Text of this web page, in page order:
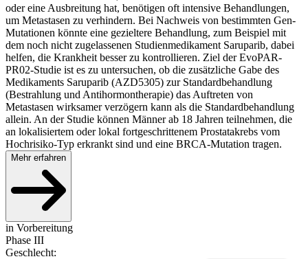
oder eine Ausbreitung hat, benötigen oft intensive Behandlungen,
um Metastasen zu verhindern. Bei Nachweis von bestimmten Gen-
Mutationen könnte eine gezieltere Behandlung, zum Beispiel mit
dem noch nicht zugelassenen Studienmedikament Saruparib, dabei
helfen, die Krankheit besser zu kontrollieren. Ziel der EvoPAR-
PR02-Studie ist es zu untersuchen, ob die zusätzliche Gabe des
Medikaments Saruparib (AZD5305) zur Standardbehandlung
(Bestrahlung und Antihormontherapie) das Auftreten von
Metastasen wirksamer verzögern kann als die Standardbehandlung
allein. An der Studie können Männer ab 18 Jahren teilnehmen, die
an lokalisiertem oder lokal fortgeschrittenem Prostatakrebs vom
Hochrisiko-Typ erkrankt sind und eine BRCA-Mutation tragen.
Mehr erfahren
in Vorbereitung
Phase III
Geschlecht: